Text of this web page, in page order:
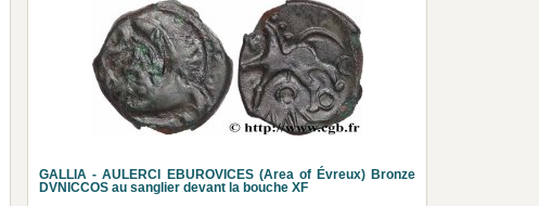
GALLIA - AULERCI EBUROVICES (Area of Évreux) Bronze
DVNICCOS au sanglier devant la bouche XF